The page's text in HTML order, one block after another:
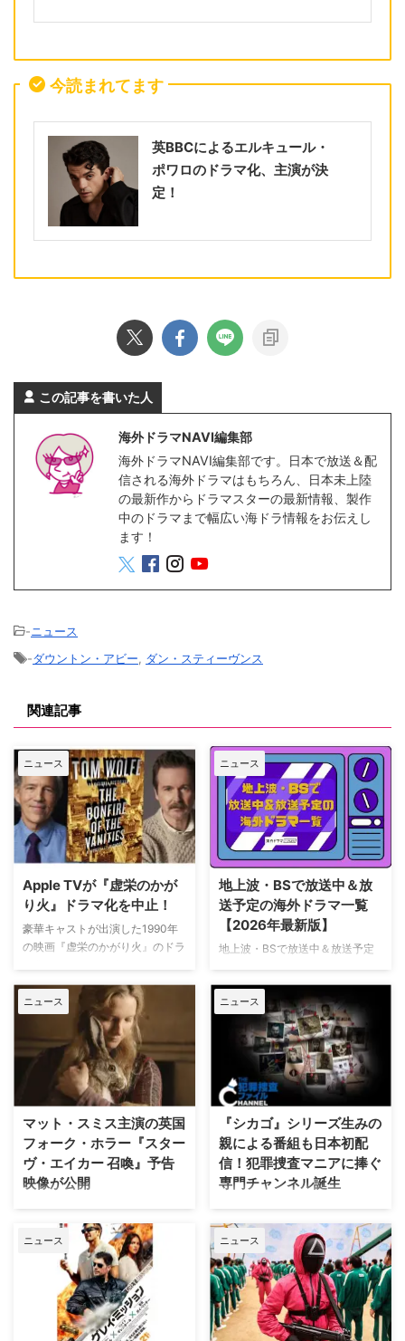
今読まれてます
英BBCによるエルキュール・
ポワロのドラマ化、主演が決
定！
この記事を書いた人
海外ドラマNAVI編集部
海外ドラマNAVI編集部です。日本で放送＆配
信される海外ドラマはもちろん、日本未上陸
の最新作からドラマスターの最新情報、製作
中のドラマまで幅広い海ドラ情報をお伝えし
ます！
-ニュース
-ダウントン・アビー ダン・スティーヴンス
関連記事
ニュース
Apple TVが『虚栄のかが
り火』ドラマ化を中止！
豪華キャストが出演した1990年
の映画『虚栄のかがり火』のドラ
たが、頓挫したことが明らかにな
った。米Deadlineが報じてい
る。 鬼門らしく一筋縄ではいか
ず 原作は、1987年に出版された
トム・ウルフのベストセラー小説
「虚栄の篝火」。1980年代のニ
ューヨークの上流社会を辛辣に風
刺した作品だ。ウォール街で台頭
したトレーダーたち、その華奢な
妻や愛人、そして富裕層が住むマ
ンハッタンと周辺の貧困な地区と
の間にくすぶる人種間の緊張を描
ニュース
地上波・BSで放送中＆放
送予定の海外ドラマ一覧
【2026年最新版】
地上波・BSで放送中＆放送予定
時更新） NHK・NHK BSで放送
中＆放送予定の海外ドラマ 海外
ドラマ『DOC（ドック） あす
へのカルテ』 NHK BSプレミアム
4K｜毎週（木） 17：00～ イタ
リア発！ 12年間の記憶を失った
エリート医師の物語。 原作 ピエ
ルダンテ・ピッチョーニ キャス
ト ルカ・アルジェンテーロ、マ
ティルデ・ジョリ、サラ・ラッザ
ーロ ほか ≫≫『DOC（ドッ
ク）3 あすへのカルテ』詳細 海
（日） …
ニュース
マット・スミス主演の英国
フォーク・ホラー『スター
ヴ・エイカー 召喚』予告
映像が公開
英国ヨークシャー地方を舞台に、
土地の伝承と家族の崩壊を描くフ
ォーク・ホラー映画『スターヴ・
エイカー 召喚』。公開に先駆け
て、不穏な空気が漂う日本版予告
映像と、英国らしい曇天の世界観
が印象的な場面写真が一挙に公開
された。 土地に眠る伝承と家族
ニュース
『シカゴ』シリーズ生みの
親による番組も日本初配
信！犯罪捜査マニアに捧ぐ
専門チャンネル誕生
日本唯一のミステリードラマ専門
チャンネル「ミステリーチャンネ
ル」が、開局月である8月に展開
する新たなサービスとして、犯罪
捜査に特化した新たな専門チャン
ネル「THE 犯罪捜査ファイル・
チャンネル」をスタート。 『ラ
イン・オブ・デューティ』キャス
ニュース ニュース